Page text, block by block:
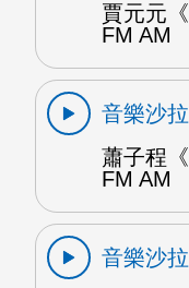
賈元元
FM AM
音樂沙
蕭子程
FM AM
音樂沙